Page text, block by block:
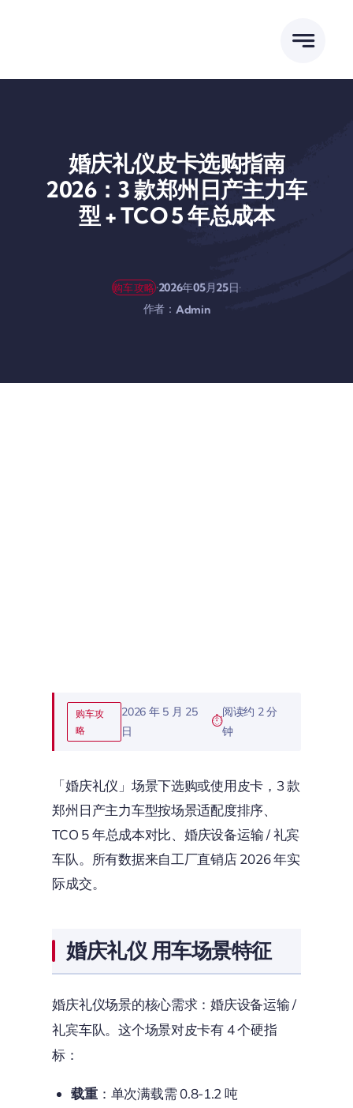
容
婚庆礼仪皮卡选购指南
2026：3 款郑州日产主力车
型 + TCO 5 年总成本
购车攻略·2026年05月25日·
作者： Admin
购车攻
略
2026 年 5 月 25
日
阅读约 2 分
钟
「婚庆礼仪」场景下选购或使用皮卡，3 款
郑州日产主力车型按场景适配度排序、
TCO 5 年总成本对比、婚庆设备运输 / 礼宾
车队。所有数据来自工厂直销店 2026 年实
际成交。
婚庆礼仪 用车场景特征
婚庆礼仪场景的核心需求：婚庆设备运输 /
礼宾车队。这个场景对皮卡有 4 个硬指
标：
载重：单次满载需 0.8-1.2 吨